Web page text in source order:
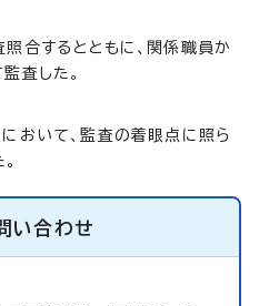
合するとともに、関係職員か
査した。
おいて、監査の着眼点に照ら
い合わせ